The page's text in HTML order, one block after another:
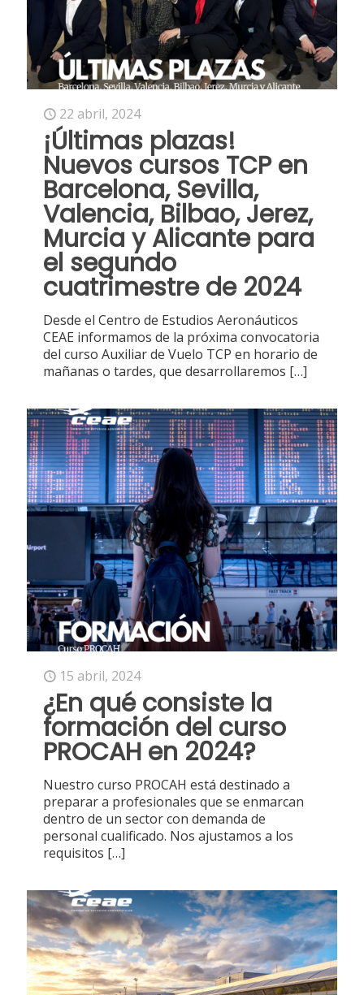
22 abril, 2024
¡Últimas plazas!
Nuevos cursos TCP en
Barcelona, Sevilla,
Valencia, Bilbao, Jerez,
Murcia y Alicante para
el segundo
cuatrimestre de 2024
Desde el Centro de Estudios Aeronáuticos
CEAE informamos de la próxima convocatoria
del curso Auxiliar de Vuelo TCP en horario de
mañanas o tardes, que desarrollaremos […]
15 abril, 2024
¿En qué consiste la
formación del curso
PROCAH en 2024?
Nuestro curso PROCAH está destinado a
preparar a profesionales que se enmarcan
dentro de un sector con demanda de
personal cualificado. Nos ajustamos a los
requisitos […]